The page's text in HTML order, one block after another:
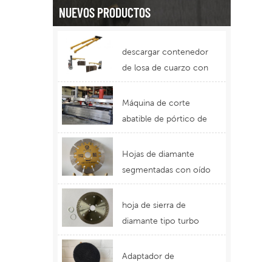
NUEVOS PRODUCTOS
descargar contenedor
de losa de cuarzo con
equipo de brazo
telescópico de
montacargas
Máquina de corte
abatible de pórtico de
5 ejes corte de piedra
funcional por chorro
de agua
Hojas de diamante
segmentadas con oído
de protección para un
uso duradero Hojas de
corte con el mejor
diseño
hoja de sierra de
diamante tipo turbo
para cortar granito
piedra de cuarzo
Adaptador de